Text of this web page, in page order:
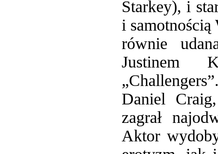
Starkey), i
i
równie
Justinem
Daniel
zagrał
Aktor